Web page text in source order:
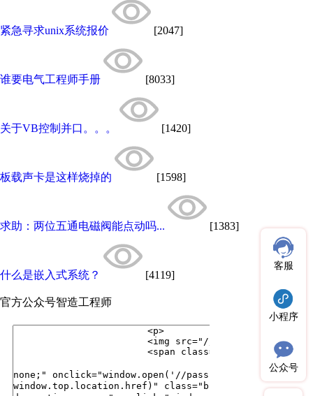
紧急寻求unix系统报价 [2047]
谁要电气工程师手册 [8033]
关于VB控制并口。。。 [1420]
板载声卡是这样烧掉的 [1598]
求助：两位五通电磁阀能点动吗... [1383]
什么是嵌入式系统？ [4119]
官方公众号智造工程师
客服
小程序
公众号